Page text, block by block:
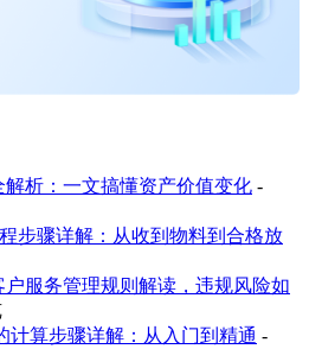
解析：一文搞懂资产价值变化 -
步骤详解：从收到物料到合格放
服务管理规则解读，违规风险如
计算步骤详解：从入门到精通 -